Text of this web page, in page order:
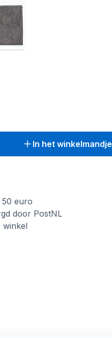
In het winkelmandje
50 euro
door PostNL
winkel